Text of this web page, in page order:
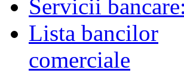
Servicii
Lista bancilor
comerciale